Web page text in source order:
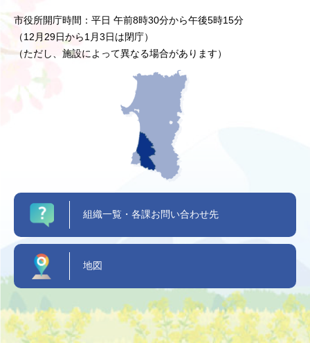
市役所開庁時間：平日 午前8時30分から午後5時15分
（12月29日から1月3日は閉庁）
（ただし、施設によって異なる場合があります）
組織一覧・各課お問い合わせ先
地図